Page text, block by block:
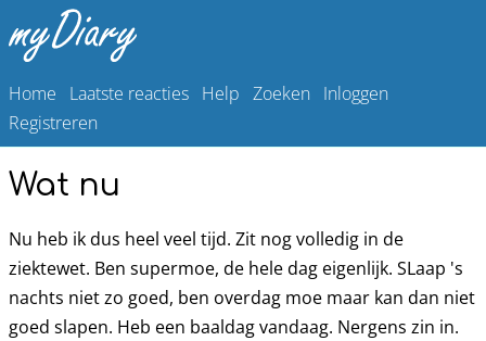
Home Laatste reacties Help Zoeken Inloggen
Registreren
Wat nu
Nu heb ik dus heel veel tijd. Zit nog volledig in de
ziektewet. Ben supermoe, de hele dag eigenlijk. SLaap 's
nachts niet zo goed, ben overdag moe maar kan dan niet
goed slapen. Heb een baaldag vandaag. Nergens zin in.